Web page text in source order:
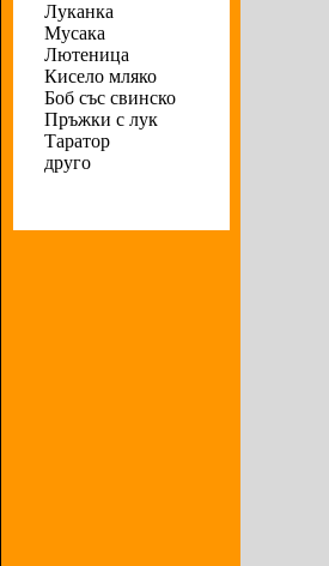
Луканка
Мусака
Лютеница
Кисело мляко
Боб със свинско
Пръжки с лук
Таратор
друго